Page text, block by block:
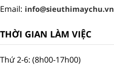
Email: info@sieuthimaychu.vn
THỜI GIAN LÀM VIỆC
Thứ 2-6: (8h00-17h00)